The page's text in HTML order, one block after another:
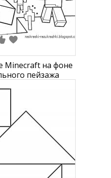
Minecraft на фоне
пейзажа